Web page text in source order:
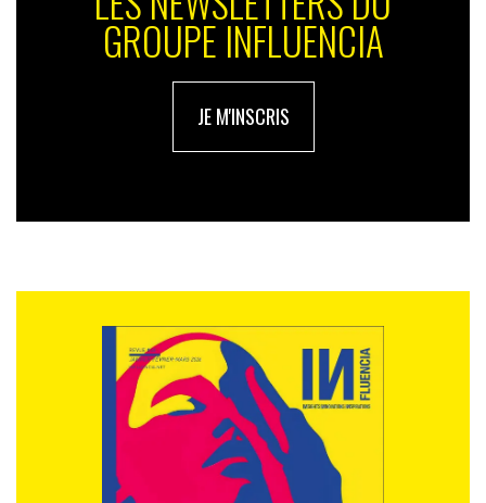
GROUPE INFLUENCIA
JE M'INSCRIS